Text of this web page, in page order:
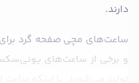
دارند.
ساعت‌های مچی صفحه گرد برای
و برخی از ساعت‌های